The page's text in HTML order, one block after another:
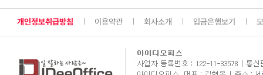
개인정보취급방침 이용약관 회사소개 입금은행보기